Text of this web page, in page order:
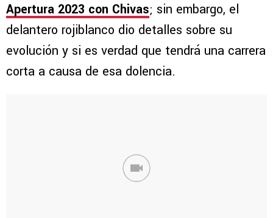
Apertura 2023 con Chivas; sin embargo, el
delantero rojiblanco dio detalles sobre su
evolución y si es verdad que tendrá una carrera
corta a causa de esa dolencia.